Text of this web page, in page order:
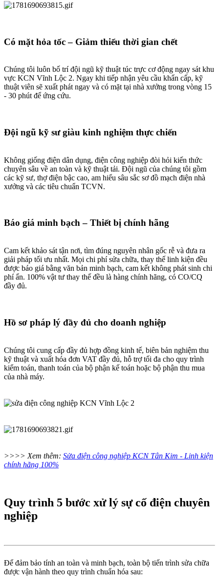
Có mặt hỏa tốc – Giảm thiểu thời gian chết
Chúng tôi luôn bố trí đội ngũ kỹ thuật túc trực cơ động ngay sát khu
vực KCN Vĩnh Lộc 2. Ngay khi tiếp nhận yêu cầu khẩn cấp, kỹ
thuật viên sẽ xuất phát ngay và có mặt tại nhà xưởng trong vòng 15
- 30 phút để ứng cứu.
Đội ngũ kỹ sư giàu kinh nghiệm thực chiến
Không giống điện dân dụng, điện công nghiệp đòi hỏi kiến thức
chuyên sâu về an toàn và kỹ thuật tải. Đội ngũ của chúng tôi gồm
các kỹ sư, thợ điện bậc cao, am hiểu sâu sắc sơ đồ mạch điện nhà
xưởng và các tiêu chuẩn TCVN.
Báo giá minh bạch – Thiết bị chính hãng
Cam kết khảo sát tận nơi, tìm đúng nguyên nhân gốc rễ và đưa ra
giải pháp tối ưu nhất. Mọi chi phí sửa chữa, thay thế linh kiện đều
được báo giá bằng văn bản minh bạch, cam kết không phát sinh chi
phí ẩn. 100% vật tư thay thế đều là hàng chính hãng, có CO/CQ
đầy đủ.
Hồ sơ pháp lý đầy đủ cho doanh nghiệp
Chúng tôi cung cấp đầy đủ hợp đồng kinh tế, biên bản nghiệm thu
kỹ thuật và xuất hóa đơn VAT đầy đủ, hỗ trợ tối đa cho quy trình
kiểm toán, thanh toán của bộ phận kế toán hoặc bộ phận thu mua
của nhà máy.
>>>> Xem thêm: Sửa điện công nghiệp KCN Tân Kim - Linh kiện
chính hãng 100%
Quy trình 5 bước xử lý sự cố điện chuyên
nghiệp
Để đảm bảo tính an toàn và minh bạch, toàn bộ tiến trình sửa chữa
được vận hành theo quy trình chuẩn hóa sau: